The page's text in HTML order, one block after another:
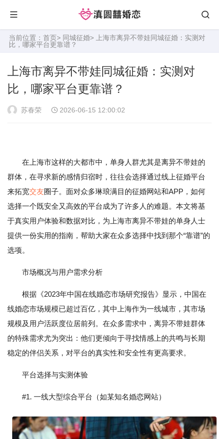
当前位置： 首页> 同城征婚> 上海市离异不带娃同城征婚：实测对
比，哪家平台更靠谱？
上海市离异不带娃同城征婚：实测对
比，哪家平台更靠谱？
苏春荣 2026-06-15 12:00:02
在上海市这样的大都市中，单身人群尤其是离异不带娃的
群体，在寻求新的感情归宿时，往往会选择通过线上征婚平台
来拓宽交友圈子。面对众多琳琅满目的征婚网站和APP，如何
选择一个既安全又高效的平台成为了许多人的难题。本文将基
于真实用户体验和数据对比，为上海市离异不带娃的单身人士
提供一份实用的指南，帮助大家在众多选择中找到那个“靠谱”的
选项。
市场概况与用户需求分析
根据《2023年中国在线婚恋市场研究报告》显示，中国在
线婚恋市场规模已超过百亿，其中上海作为一线城市，其市场
规模及用户活跃度位居前列。在众多需求中，离异不带娃群体
的特殊需求尤为突出：他们更倾向于寻找情感上的共鸣与长期
稳定的伴侣关系，对平台的真实性和安全性有更高要求。
平台选择与实测体验
#1. 一线大型综合平台（如某知名婚恋网站）